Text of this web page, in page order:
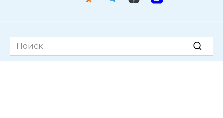
Search
for: